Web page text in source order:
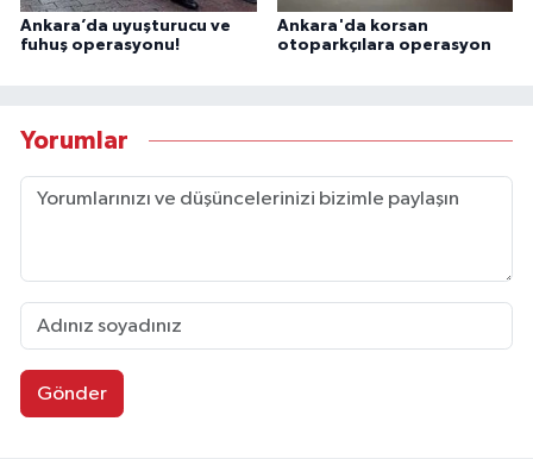
Ankara’da uyuşturucu ve
fuhuş operasyonu!
Ankara'da korsan
otoparkçılara operasyon
Yorumlar
Gönder